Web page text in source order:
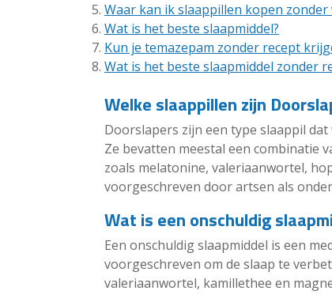
Waar kan ik slaappillen kopen
Wat is het beste slaapmiddel?
Kun je temazepam zonder recept
Wat is het beste slaapmiddel zonder
Welke slaappillen zijn
Doorslapers zijn een type slaappil
Ze bevatten meestal een combinatie
zoals melatonine, valeriaanwortel,
voorgeschreven door artsen als
Wat is een onschuldig
Een onschuldig slaapmiddel is een
voorgeschreven om de slaap te
valeriaanwortel, kamillethee en